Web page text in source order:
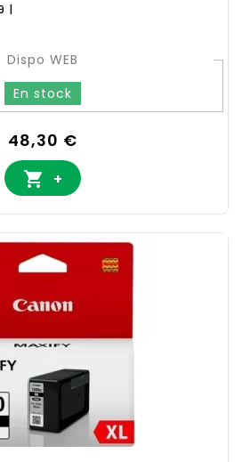
|
Dispo WEB
En stock
Prix
48,30 €
 +